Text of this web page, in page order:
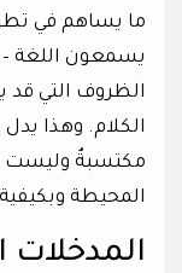
ما يساهم في
يسمعون اللغة
الظروف التي قد
الكلام. وهذا
مكتسبةٌ وليست
المحيطة
المدخلات